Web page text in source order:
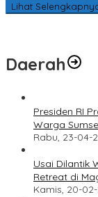
Lihat
Daerah
Presiden RI
Warga
Rabu, 23-04-
Usai Dilantik
Retreat di
Kamis, 20-02-